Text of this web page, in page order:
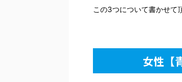
この3つについて書かせて
女性【